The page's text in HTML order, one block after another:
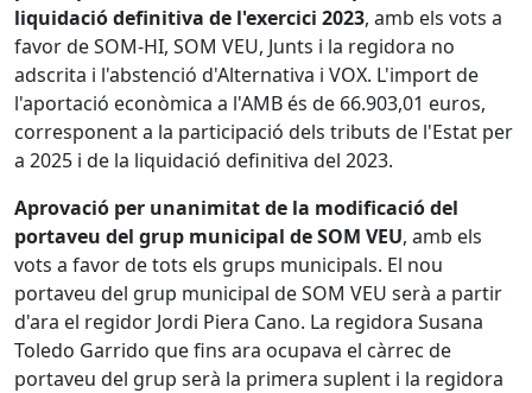
liquidació definitiva de l'exercici 2023, amb els vots a
favor de SOM-HI, SOM VEU, Junts i la regidora no
adscrita i l'abstenció d'Alternativa i VOX. L'import de
l'aportació econòmica a l'AMB és de 66.903,01 euros,
corresponent a la participació dels tributs de l'Estat per
a 2025 i de la liquidació definitiva del 2023.
Aprovació per unanimitat de la modificació del
portaveu del grup municipal de SOM VEU, amb els
vots a favor de tots els grups municipals. El nou
portaveu del grup municipal de SOM VEU serà a partir
d'ara el regidor Jordi Piera Cano. La regidora Susana
Toledo Garrido que fins ara ocupava el càrrec de
portaveu del grup serà la primera suplent i la regidora